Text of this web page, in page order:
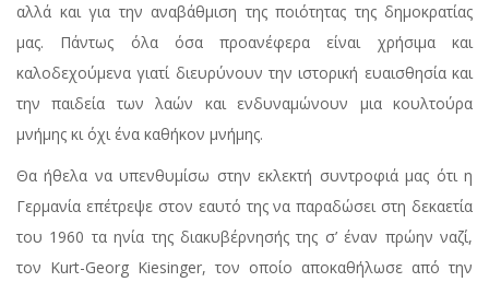
αλλά και για την αναβάθμιση της ποιότητας της δημοκρατίας
μας. Πάντως όλα όσα προανέφερα είναι χρήσιμα και
καλοδεχούμενα γιατί διευρύνουν την ιστορική ευαισθησία και
την παιδεία των λαών και ενδυναμώνουν μια κουλτούρα
μνήμης κι όχι ένα καθήκον μνήμης.
Θα ήθελα να υπενθυμίσω στην εκλεκτή συντροφιά μας ότι η
Γερμανία επέτρεψε στον εαυτό της να παραδώσει στη δεκαετία
του 1960 τα ηνία της διακυβέρνησής της σ’ έναν πρώην ναζί,
τον Kurt-Georg Kiesinger, τον οποίο αποκαθήλωσε από την